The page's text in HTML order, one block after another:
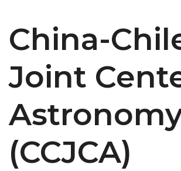
China-
Joint
(CCJCA)